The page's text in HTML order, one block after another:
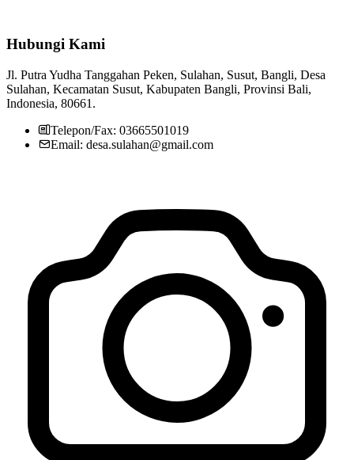
Hubungi Kami
Jl. Putra Yudha Tanggahan Peken, Sulahan, Susut, Bangli, Desa
Sulahan, Kecamatan Susut, Kabupaten Bangli, Provinsi Bali,
Indonesia, 80661.
Telepon/Fax: 03665501019
Email: desa.sulahan@gmail.com